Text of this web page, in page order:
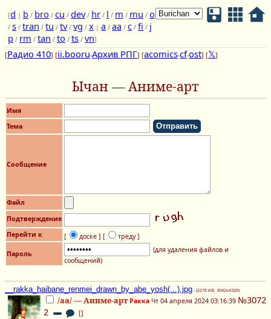
[d | b / bro / cu / dev/ hr / l / m / mu / o
/ s / tran / tu / tv/ vg / x | a / aa / c / fi / j
p / rm / tan / to / ts / vn]
[Радио 410] [ii.booru-Архив РПГ] [acomics-cf-ost] [𝕏]
Ычан — Аниме-арт
Имя
Тема
Сообщение
Файл
Подтверждение
Перейти к
[ доске ] [ треду ]
Пароль
(для удаления файлов и
сообщений)
__rakka_haibane_renmei_drawn_by_abe_yosh(...).jpg - (2175 KB, 3042x4320)
/aa/ — Аниме-арт Ракка Чт 04 апреля 2024 03:16:39 №3072
2
[]